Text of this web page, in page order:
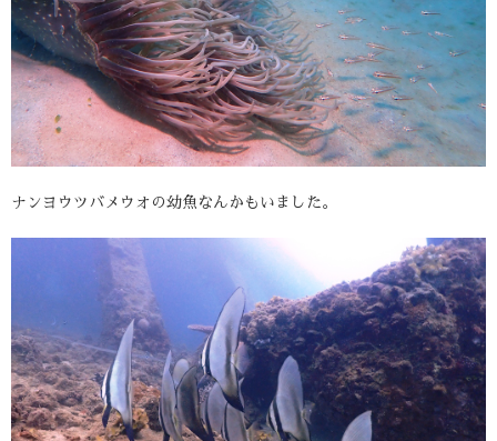
ナンヨウツバメウオの幼魚なんかもいました。